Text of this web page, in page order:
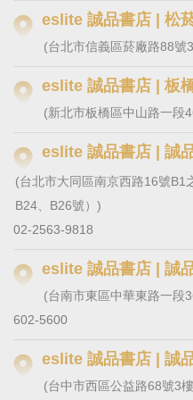
eslite 誠品書店 | 松
(台北市信義區菸廠路88號
eslite 誠品書店 | 板
(新北市板橋區中山路一段
eslite 誠品書店 | 誠
(台北市大同區南京西路16號B1
B24、B26號）)
02-2563-9818
eslite 誠品書店 | 誠
(台南市東區中華東路一段
602-5600
eslite 誠品書店 | 誠
(台中市西區公益路68號3